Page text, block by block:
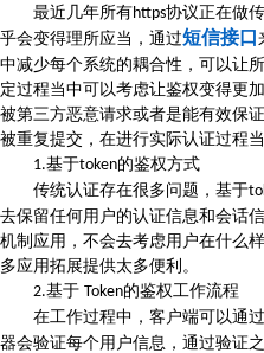
最近几年所有https协议正在做
乎会变得理所应当，通过短信接口
中减少每个系统的耦合性，可以让
定过程当中可以考虑让鉴权变得更
被第三方恶意请求或者是能有效保
被重复提交，在进行实际认证过程
1.基于token的鉴权方式
传统认证存在很多问题，基于
去保留任何用户的认证信息和会话
机制应用，不会去考虑用户在什么
多应用拓展提供太多便利。
2.基于 Token的鉴权工作流程
在工作过程中，客户端可以通
器会验证每个用户信息，通过验证